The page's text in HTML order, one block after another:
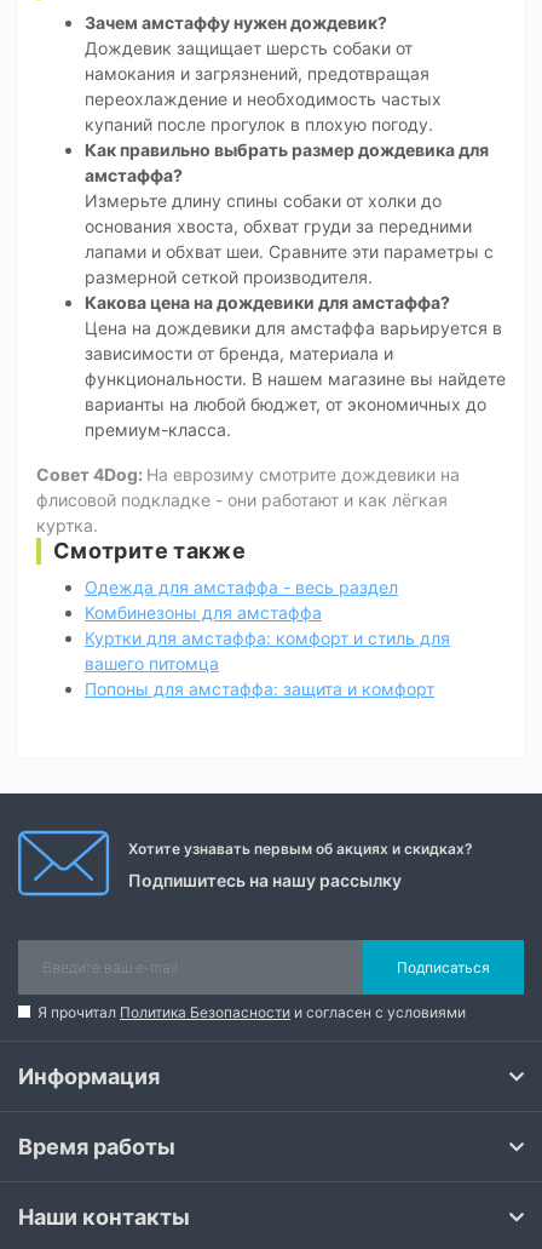
Зачем амстаффу нужен дождевик?
Дождевик защищает шерсть собаки от
намокания и загрязнений, предотвращая
переохлаждение и необходимость частых
купаний после прогулок в плохую погоду.
Как правильно выбрать размер дождевика для
амстаффа?
Измерьте длину спины собаки от холки до
основания хвоста, обхват груди за передними
лапами и обхват шеи. Сравните эти параметры с
размерной сеткой производителя.
Какова цена на дождевики для амстаффа?
Цена на дождевики для амстаффа варьируется в
зависимости от бренда, материала и
функциональности. В нашем магазине вы найдете
варианты на любой бюджет, от экономичных до
премиум-класса.
Совет 4Dog: На еврозиму смотрите дождевики на
флисовой подкладке - они работают и как лёгкая
куртка.
Смотрите также
Одежда для амстаффа - весь раздел
Комбинезоны для амстаффа
Куртки для амстаффа: комфорт и стиль для
вашего питомца
Попоны для амстаффа: защита и комфорт
Хотите узнавать первым об акциях и скидках?
Подпишитесь на нашу рассылку
Подписаться
Я прочитал Политика Безопасности и согласен с условиями
Информация
Время работы
Наши контакты